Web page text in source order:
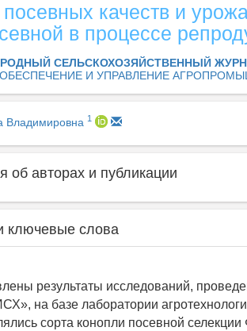
качеств и
в процессе
СЕЛЬСКОХОЗЯЙСТВЕННЫЙ
И УПРАВЛЕНИЕ
Владимировна 1
об авторах и публикации
ключевые слова
результаты исследований,
на базе лаборатории
сорта конопли посевной